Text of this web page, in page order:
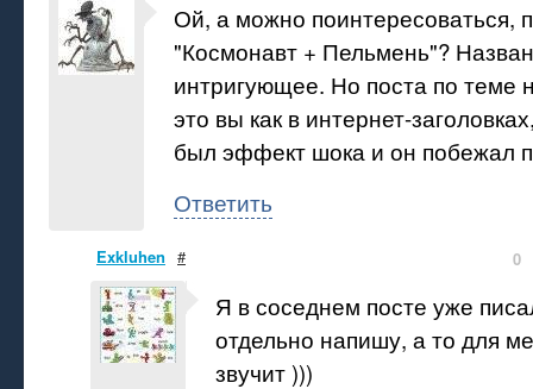
Ой, а можно поинтересоваться,
"Космонавт + Пельмень"?
интригующее. Но поста по теме
это вы как в интернет-
был эффект шока и он побежал
Ответить
Exkluhen # 0
Я в соседнем посте уже
отдельно напишу, а то для
звучит )))